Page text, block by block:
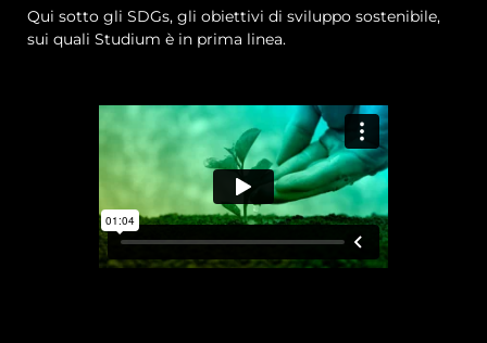
Qui sotto gli SDGs, gli obiettivi di sviluppo sostenibile,
sui quali Studium è in prima linea.